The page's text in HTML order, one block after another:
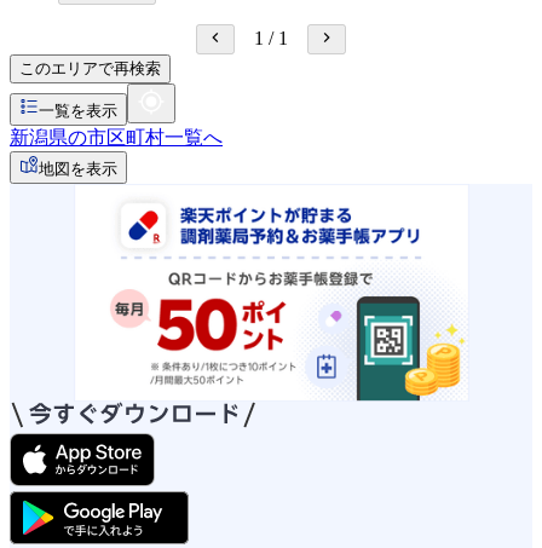
1 / 1
このエリアで再検索
一覧を表示
新潟県の市区町村一覧へ
地図を表示